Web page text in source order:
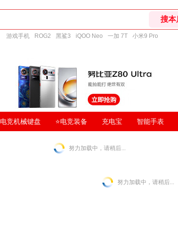
游戏手机 ROG2 黑鲨3 iQOO Neo 一加 7T 小米9 Pro
电竞机械键盘 ⭐电竞装备 充电宝 智能手表
努力加载中，请稍后...
努力加载中，请稍后...